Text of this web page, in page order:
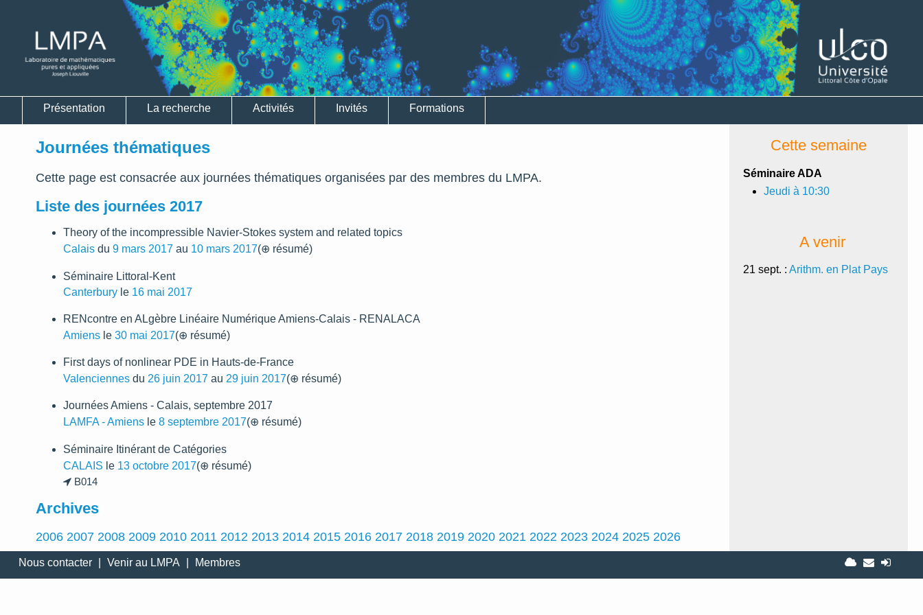
Présentation La recherche Activités Invités Formations
Journées thématiques
Cette page est consacrée aux journées thématiques organisées par des membres du LMPA.
Liste des journées 2017
Theory of the incompressible Navier-Stokes system and related topics
Calais du 9 mars 2017 au 10 mars 2017(⊕ résumé)
Séminaire Littoral-Kent
Canterbury le 16 mai 2017
RENcontre en ALgèbre Linéaire Numérique Amiens-Calais - RENALACA
Amiens le 30 mai 2017(⊕ résumé)
First days of nonlinear PDE in Hauts-de-France
Valenciennes du 26 juin 2017 au 29 juin 2017(⊕ résumé)
Journées Amiens - Calais, septembre 2017
LAMFA - Amiens le 8 septembre 2017(⊕ résumé)
Séminaire Itinérant de Catégories
CALAIS le 13 octobre 2017(⊕ résumé)
B014
Archives
2006 2007 2008 2009 2010 2011 2012 2013 2014 2015 2016 2017 2018 2019 2020 2021 2022 2023 2024 2025 2026
Cette semaine
Séminaire ADA
Jeudi à 10:30
A venir
21 sept. : Arithm. en Plat Pays
Nous contacter Venir au LMPA Membres